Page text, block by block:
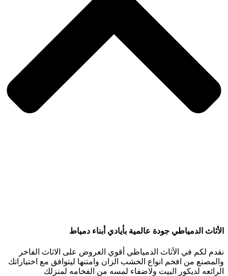
الأثاث الدمياطي جودة عالمية بأيادي أبناء دمياط
نقدم لكم في الأثاث الدمياطي أقوي العروض على الاثاث الفاخر
والمصنع من افخم انواع الخشب الزان وامتنها ليتوافق مع اختياراتك
الرائعه لديكور البيت ولاضفاء لمسه من الفخامه لمنزلك